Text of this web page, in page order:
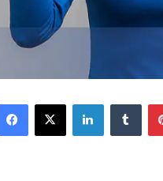
Facebook X Linkedin Tumblr